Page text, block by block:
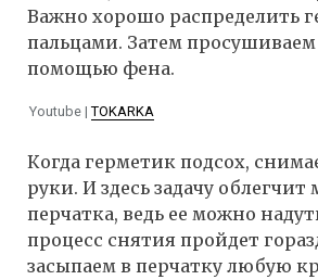
Важно хорошо распределить
пальцами. Затем
помощью фена.
Youtube | TOKARKA
Когда герметик подсох,
руки. И здесь задачу
перчатка, ведь ее можно
процесс снятия пройдет
засыпаем в перчатку любую